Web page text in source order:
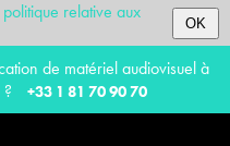
politique relative aux
OK
de matériel audiovisuel à
+33 1 81 70 90 70